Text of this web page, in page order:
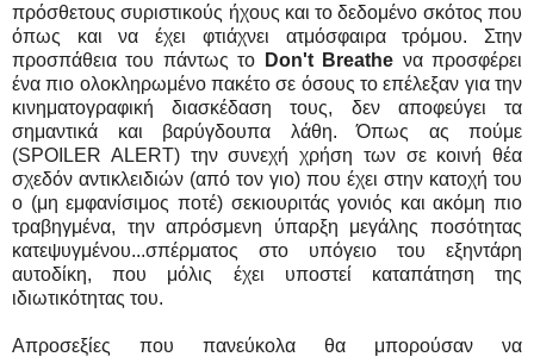
πρόσθετους συριστικούς ήχους και το δεδομένο σκότος που
όπως και να έχει φτιάχνει ατμόσφαιρα τρόμου. Στην
προσπάθεια του πάντως το
Don't Breathe να προσφέρει
ένα πιο ολοκληρωμένο πακέτο σε όσους το επέλεξαν για την
κινηματογραφική διασκέδαση τους, δεν αποφεύγει τα
σημαντικά και βαρύγδουπα λάθη. Όπως ας πούμε
(SPOILER ALERT) την συνεχή χρήση των σε κοινή θέα
σχεδόν αντικλειδιών (από τον γιο) που έχει στην κατοχή του
ο (μη εμφανίσιμος ποτέ) σεκιουριτάς γονιός και ακόμη πιο
τραβηγμένα, την απρόσμενη ύπαρξη μεγάλης ποσότητας
κατεψυγμένου...σπέρματος στο υπόγειο του εξηντάρη
αυτοδίκη, που μόλις έχει υποστεί καταπάτηση της
ιδιωτικότητας του.
Απροσεξίες που πανεύκολα θα μπορούσαν να